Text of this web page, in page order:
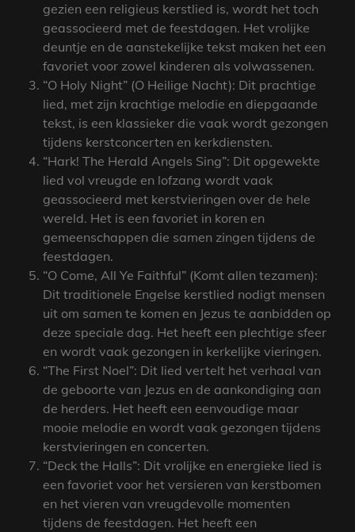
gezien een religieus kerstlied is, wordt het toch
geassocieerd met de feestdagen. Het vrolijke
deuntje en de aanstekelijke tekst maken het een
favoriet voor zowel kinderen als volwassenen.
“O Holy Night” (O Heilige Nacht): Dit prachtige
lied, met zijn krachtige melodie en diepgaande
tekst, is een klassieker die vaak wordt gezongen
tijdens kerstconcerten en kerkdiensten.
“Hark! The Herald Angels Sing”: Dit opgewekte
lied vol vreugde en lofzang wordt vaak
geassocieerd met kerstvieringen over de hele
wereld. Het is een favoriet in koren en
gemeenschappen die samen zingen tijdens de
feestdagen.
“O Come, All Ye Faithful” (Komt allen tezamen):
Dit traditionele Engelse kerstlied nodigt mensen
uit om samen te komen en Jezus te aanbidden op
deze speciale dag. Het heeft een plechtige sfeer
en wordt vaak gezongen in kerkelijke vieringen.
“The First Noel”: Dit lied vertelt het verhaal van
de geboorte van Jezus en de aankondiging aan
de herders. Het heeft een eenvoudige maar
mooie melodie en wordt vaak gezongen tijdens
kerstvieringen en concerten.
“Deck the Halls”: Dit vrolijke en energieke lied is
een favoriet voor het versieren van kerstbomen
en het vieren van vreugdevolle momenten
tijdens de feestdagen. Het heeft een